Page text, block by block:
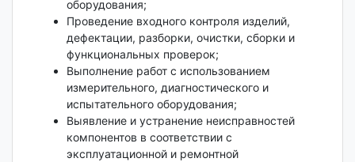
оборудования;
Проведение входного контроля изделий,
дефектации, разборки, очистки, сборки и
функциональных проверок;
Выполнение работ с использованием
измерительного, диагностического и
испытательного оборудования;
Выявление и устранение неисправностей
компонентов в соответствии с
эксплуатационной и ремонтной